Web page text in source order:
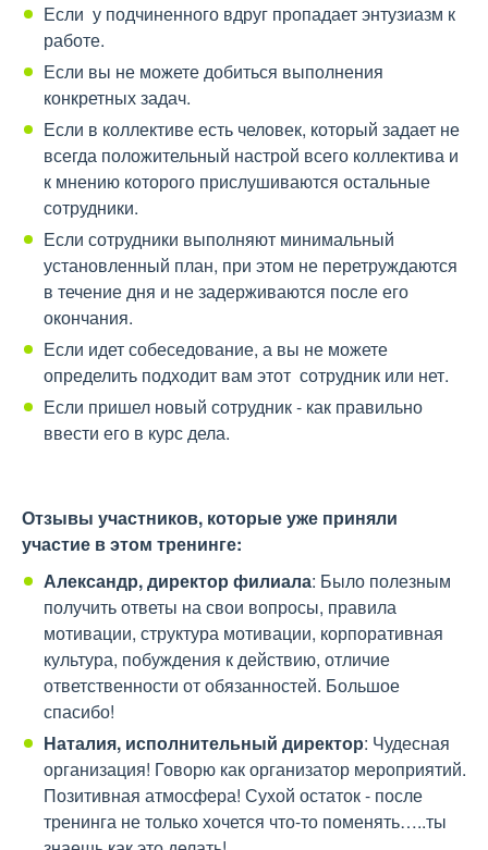
Если у подчиненного вдруг пропадает энтузиазм к
работе.
Если вы не можете добиться выполнения
конкретных задач.
Если в коллективе есть человек, который задает не
всегда положительный настрой всего коллектива и
к мнению которого прислушиваются остальные
сотрудники.
Если сотрудники выполняют минимальный
установленный план, при этом не перетруждаются
в течение дня и не задерживаются после его
окончания.
Если идет собеседование, а вы не можете
определить подходит вам этот сотрудник или нет.
Если пришел новый сотрудник - как правильно
ввести его в курс дела.
Отзывы участников, которые уже приняли
участие в этом тренинге:
Александр, директор филиала: Было полезным
получить ответы на свои вопросы, правила
мотивации, структура мотивации, корпоративная
культура, побуждения к действию, отличие
ответственности от обязанностей. Большое
спасибо!
Наталия, исполнительный директор: Чудесная
организация! Говорю как организатор мероприятий.
Позитивная атмосфера! Сухой остаток - после
тренинга не только хочется что-то поменять…..ты